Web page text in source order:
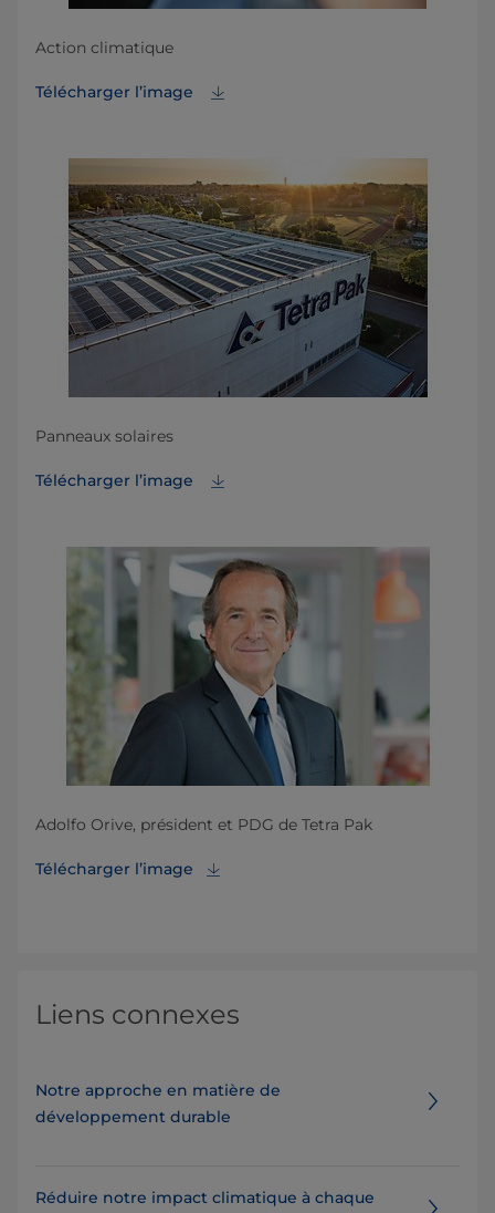
Action climatique
Télécharger l’image
Panneaux solaires
Télécharger l’image
Adolfo Orive, président et PDG de Tetra Pak
Télécharger l’image
Liens connexes
Notre approche en matière de
développement durable
Réduire notre impact climatique à chaque